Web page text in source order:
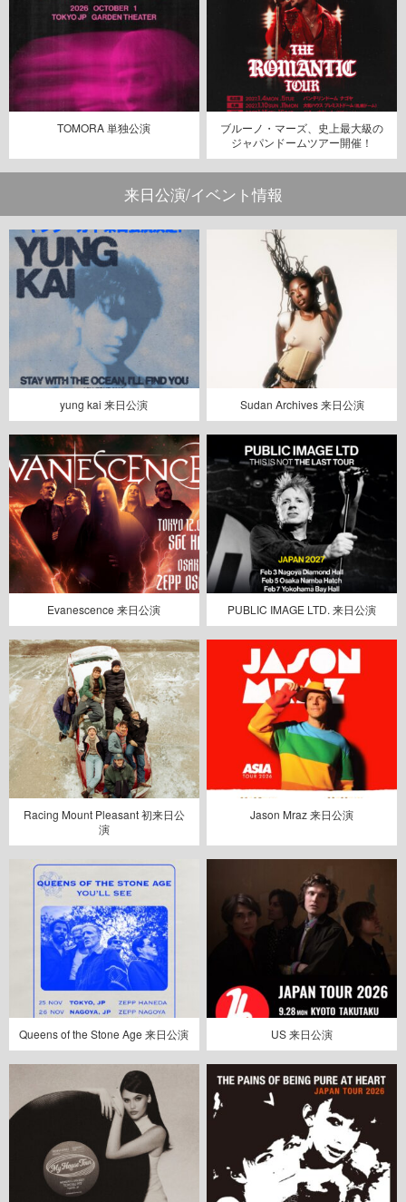
TOMORA 単独公演
ブルーノ・マーズ、史上最大級の
ジャパンドームツアー開催！
来日公演/イベント情報
yung kai 来日公演 Sudan Archives 来日公演
Evanescence 来日公演 PUBLIC IMAGE LTD. 来日公演
Racing Mount Pleasant 初来日公
演
Jason Mraz 来日公演
Queens of the Stone Age 来日公演 US 来日公演